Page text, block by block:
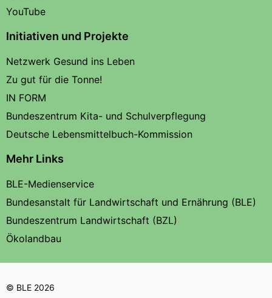
YouTube
Initiativen und Projekte
Netzwerk Gesund ins Leben
Zu gut für die Tonne!
IN FORM
Bundeszentrum Kita- und Schulverpflegung
Deutsche Lebensmittelbuch-Kommission
Mehr Links
BLE-Medienservice
Bundesanstalt für Landwirtschaft und Ernährung (BLE)
Bundeszentrum Landwirtschaft (BZL)
Ökolandbau
© BLE 2026